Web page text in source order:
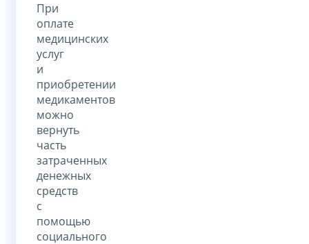
При
оплате
медицинских
услуг
и
приобретении
медикаментов
можно
вернуть
часть
затраченных
денежных
средств
с
помощью
социального